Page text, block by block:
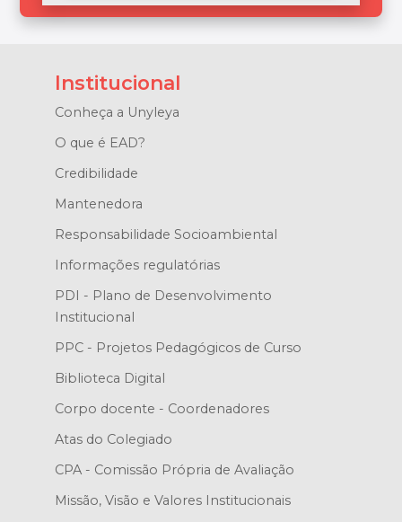
Institucional
Conheça a Unyleya
O que é EAD?
Credibilidade
Mantenedora
Responsabilidade Socioambiental
Informações regulatórias
PDI - Plano de Desenvolvimento
Institucional
PPC - Projetos Pedagógicos de Curso
Biblioteca Digital
Corpo docente - Coordenadores
Atas do Colegiado
CPA - Comissão Própria de Avaliação
Missão, Visão e Valores Institucionais